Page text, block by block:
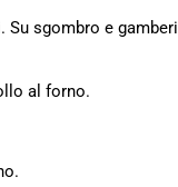
Su sgombro e gamberi
al forno.